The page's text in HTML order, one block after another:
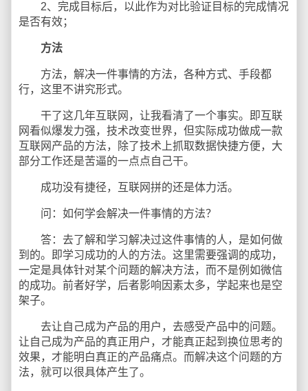
2、完成目标后，以此作为对比验证目标的完成情况
是否有效；
方法
方法，解决一件事情的方法，各种方式、手段都
行，这里不讲究形式。
干了这几年互联网，让我看清了一个事实。即互联
网看似爆发力强，技术改变世界，但实际成功做成一款
互联网产品的方法，除了技术上抓取数据快捷方便，大
部分工作还是苦逼的一点点自己干。
成功没有捷径，互联网拼的还是体力活。
问：如何学会解决一件事情的方法？
答：去了解和学习解决过这件事情的人，是如何做
到的。即学习成功的人的方法。这里需要强调的成功，
一定是具体针对某个问题的解决方法，而不是例如微信
的成功。前者好学，后者影响因素太多，学起来也是空
架子。
去让自己成为产品的用户，去感受产品中的问题。
让自己成为产品的真正用户，才能真正起到换位思考的
效果，才能明白真正的产品痛点。而解决这个问题的方
法，就可以很具体产生了。